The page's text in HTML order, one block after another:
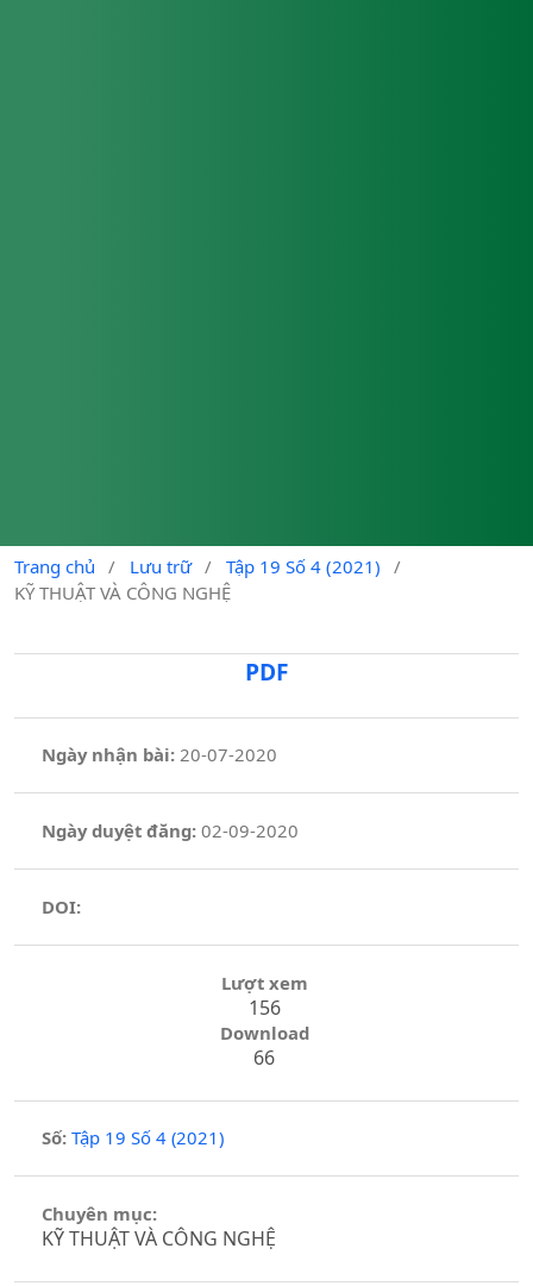
Trang chủ / Lưu trữ / Tập 19 Số 4 (2021)
/
KỸ THUẬT VÀ CÔNG NGHỆ
PDF
Ngày nhận bài: 20-07-2020
Ngày duyệt đăng:02-09-2020
DOI:
Lượt xem
156
Download
66
Số: Tập 19 Số 4 (2021)
Chuyên mục:
KỸ THUẬT VÀ CÔNG NGHỆ